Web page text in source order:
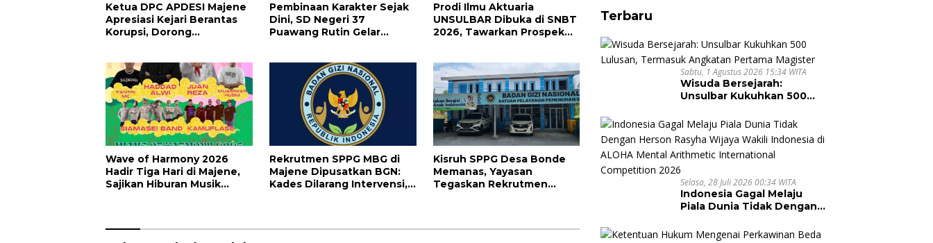
Ketua DPC APDESI Majene
Apresiasi Kejari Berantas
Korupsi, Dorong
Pembinaan Karakter Sejak
Dini, SD Negeri 37
Puawang Rutin Gelar
Prodi Ilmu Aktuaria
UNSULBAR Dibuka di SNBT
2026, Tawarkan Prospek
Wave of Harmony 2026
Hadir Tiga Hari di Majene,
Sajikan Hiburan Musik
Rekrutmen SPPG MBG di
Majene Dipusatkan BGN:
Kades Dilarang Intervensi,
Kisruh SPPG Desa Bonde
Memanas, Yayasan
Tegaskan Rekrutmen
Terbaru
Sabtu, 1 Agustus 2026 15:34 WITA
Wisuda Bersejarah:
Unsulbar Kukuhkan 500
Angkatan Pertama
Magister
Selasa, 28 Juli 2026 00:34 WITA
Indonesia Gagal Melaju
Piala Dunia Tidak Dengan
Wakili Indonesia di ALOHA